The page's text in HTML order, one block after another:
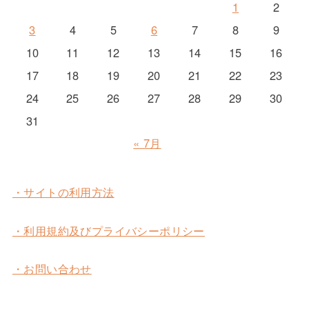
1
2
3
4 5 6 7 8
9
10
11 12 13 14 15
16
17
18 19 20 21 22
23
24
25 26 27 28 29
30
31
« 7月
・サイトの利用方法
・利用規約及びプライバシーポリシー
・お問い合わせ